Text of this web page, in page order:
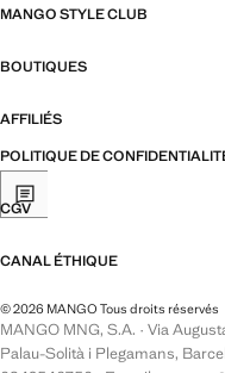
MANGO STYLE CLUB
BOUTIQUES
AFFILIÉS
POLITIQUE DE
CGV
CANAL ÉTHIQUE
© 2026 MANGO Tous droits réservés
MANGO MNG, S.A. · Via
Palau-Solità i Plegamans,